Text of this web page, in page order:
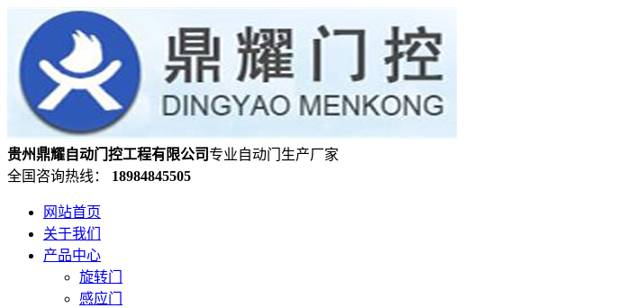
贵州鼎耀自动门控工程有限公司专业自动门生产厂家
全国咨询热线：
18984845505
网站首页
关于我们
产品中心
旋转门
感应门